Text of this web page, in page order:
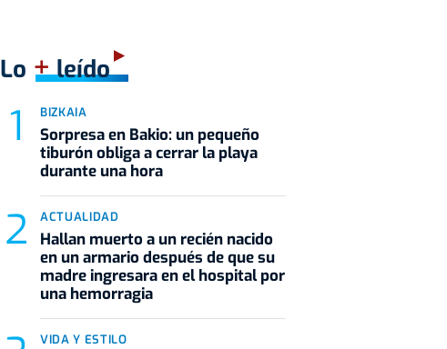
Lo +leído
BIZKAIA
Sorpresa en Bakio: un pequeño
tiburón obliga a cerrar la playa
durante una hora
ACTUALIDAD
Hallan muerto a un recién nacido
en un armario después de que su
madre ingresara en el hospital por
una hemorragia
VIDA Y ESTILO